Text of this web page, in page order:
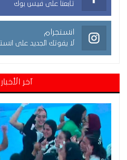
تابعنا على فيس بوك
انستجرام
لا يفوتك الجديد على انستا
آخر الأخبار